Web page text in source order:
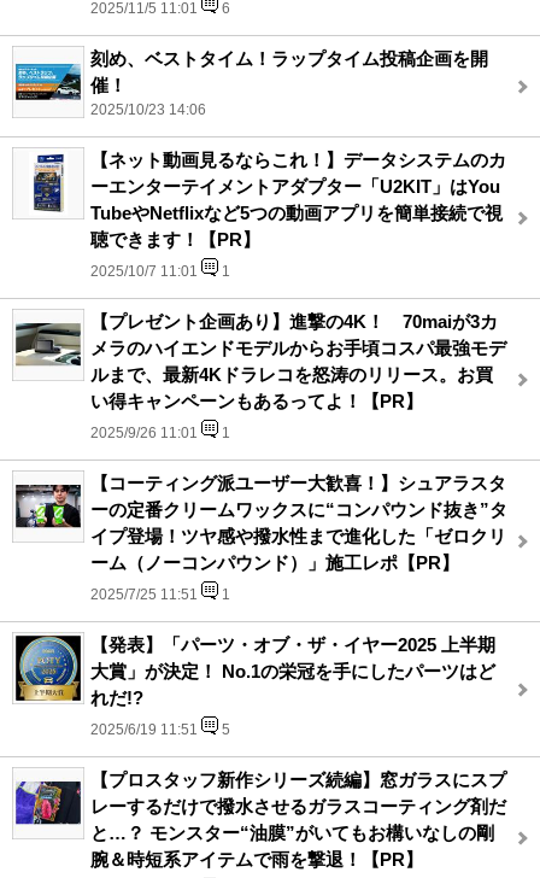
2025/11/5 11:01 6
刻め、ベストタイム！ラップタイム投稿企画を開
催！
2025/10/23 14:06
【ネット動画見るならこれ！】データシステムのカ
ーエンターテイメントアダプター「U2KIT」はYou
TubeやNetflixなど5つの動画アプリを簡単接続で視
聴できます！【PR】
2025/10/7 11:01 1
【プレゼント企画あり】進撃の4K！ 70maiが3カ
メラのハイエンドモデルからお手頃コスパ最強モデ
ルまで、最新4Kドラレコを怒涛のリリース。お買
い得キャンペーンもあるってよ！【PR】
2025/9/26 11:01 1
【コーティング派ユーザー大歓喜！】シュアラスタ
ーの定番クリームワックスに“コンパウンド抜き”タ
イプ登場！ツヤ感や撥水性まで進化した「ゼロクリ
ーム（ノーコンパウンド）」施工レポ【PR】
2025/7/25 11:51 1
【発表】「パーツ・オブ・ザ・イヤー2025 上半期
大賞」が決定！ No.1の栄冠を手にしたパーツはど
れだ!?
2025/6/19 11:51 5
【プロスタッフ新作シリーズ続編】窓ガラスにスプ
レーするだけで撥水させるガラスコーティング剤だ
と…？ モンスター“油膜”がいてもお構いなしの剛
腕＆時短系アイテムで雨を撃退！【PR】